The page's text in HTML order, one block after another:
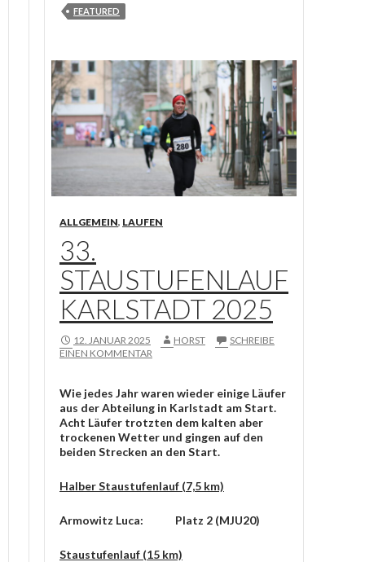
FEATURED
ALLGEMEIN, LAUFEN
33.
STAUSTUFENLAUF
KARLSTADT 2025
12. JANUAR 2025 HORST
SCHREIBE
EINEN KOMMENTAR
Wie jedes Jahr waren wieder einige Läufer
aus der Abteilung in Karlstadt am Start.
Acht Läufer trotzten dem kalten aber
trockenen Wetter und gingen auf den
beiden Strecken an den Start.
Halber Staustufenlauf (7,5 km)
Armowitz Luca: Platz 2 (MJU20)
Staustufenlauf (15 km)